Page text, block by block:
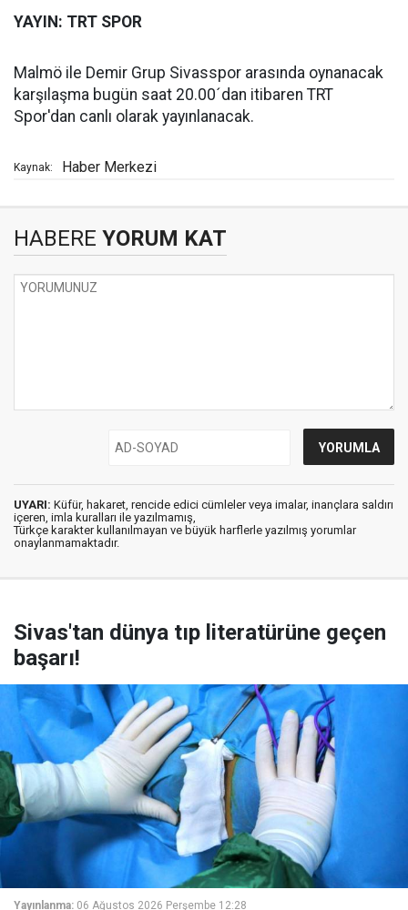
YAYIN: TRT SPOR
Malmö ile Demir Grup Sivasspor arasında oynanacak
karşılaşma bugün saat 20.00´dan itibaren TRT
Spor'dan canlı olarak yayınlanacak.
Kaynak: Haber Merkezi
HABERE YORUM KAT
UYARI: Küfür, hakaret, rencide edici cümleler veya imalar, inançlara saldırı
içeren, imla kuralları ile yazılmamış,
Türkçe karakter kullanılmayan ve büyük harflerle yazılmış yorumlar
onaylanmamaktadır.
Sivas'tan dünya tıp literatürüne geçen
başarı!
Yayınlanma: 06 Ağustos 2026 Perşembe 12:28